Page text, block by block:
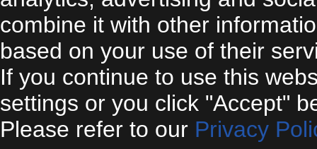
combine it with other
based on your use of their
If you continue to use this
settings or you click "Accept"
Please refer to our Privacy